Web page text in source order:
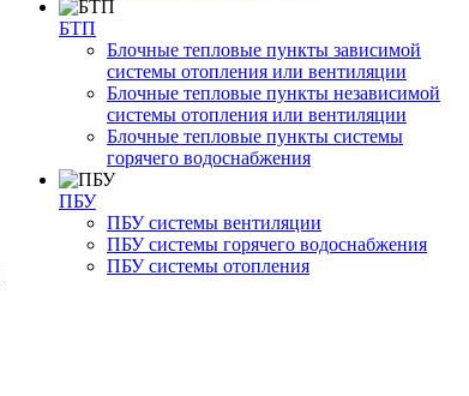
БТП
Блочные тепловые пункты зависимой
системы отопления или вентиляции
Блочные тепловые пункты независимой
системы отопления или вентиляции
Блочные тепловые пункты системы
горячего водоснабжения
ПБУ
ПБУ системы вентиляции
ПБУ системы горячего водоснабжения
ПБУ системы отопления